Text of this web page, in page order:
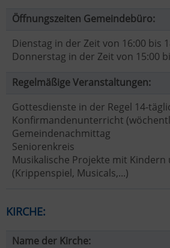
Öffnungszeiten Gemeindebüro:
Dienstag in der Zeit von 16:00 bis
Donnerstag in der Zeit von 15:00
Regelmäßige Veranstaltungen:
Gottesdienste in der Regel 14-
Konfirmandenunterricht
Gemeindenachmittag
Seniorenkreis
Musikalische Projekte mit Kindern
(Krippenspiel, Musicals,...)
KIRCHE:
Name der Kirche: